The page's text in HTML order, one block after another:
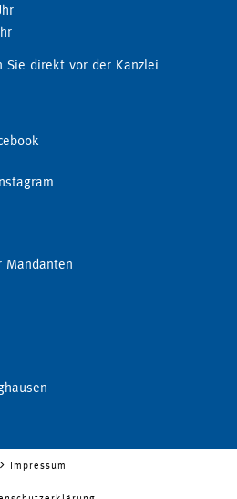
Sie direkt vor der Kanzlei
Mandanten
Impressum